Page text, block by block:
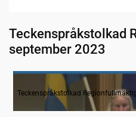
Teckenspråkstolkad
september 2023
1. Inledning
Teckenspråkstolkad